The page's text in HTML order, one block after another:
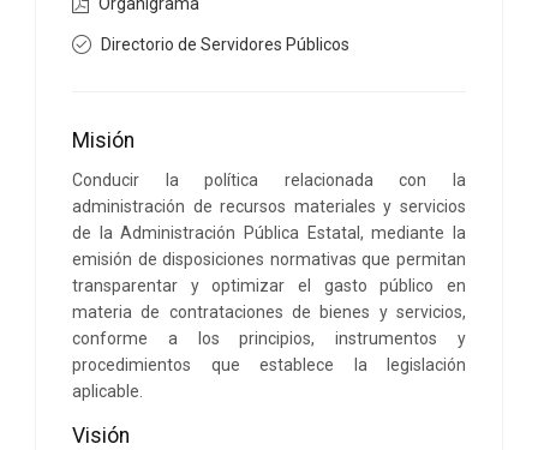
Directorio de Servidores Públicos
Misión
Conducir la política relacionada con la
administración de recursos materiales y servicios
de la Administración Pública Estatal, mediante la
emisión de disposiciones normativas que permitan
transparentar y optimizar el gasto público en
materia de contrataciones de bienes y servicios,
conforme a los principios, instrumentos y
procedimientos que establece la legislación
aplicable.
Visión